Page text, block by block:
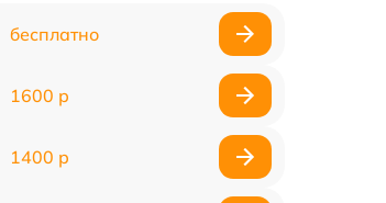
бесплатно
1600 р
1400 р